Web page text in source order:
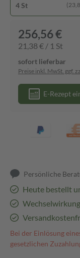
4 St
256,56 €
21,38 € / 1 St
sofort lieferbar
Preise inkl. MwSt. ggf.
E-Rezept
Persönliche
Heute bestellt
Bei der Einlösung
gesetzlichen